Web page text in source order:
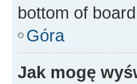
bottom of
Góra
Jak mogę